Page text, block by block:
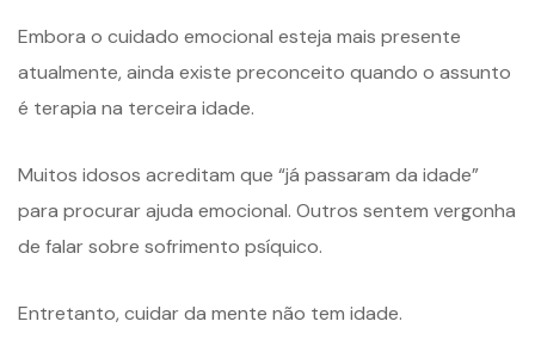
Embora o cuidado emocional esteja mais presente
atualmente, ainda existe preconceito quando o assunto
é terapia na terceira idade.
Muitos idosos acreditam que “já passaram da idade”
para procurar ajuda emocional. Outros sentem vergonha
de falar sobre sofrimento psíquico.
Entretanto, cuidar da mente não tem idade.